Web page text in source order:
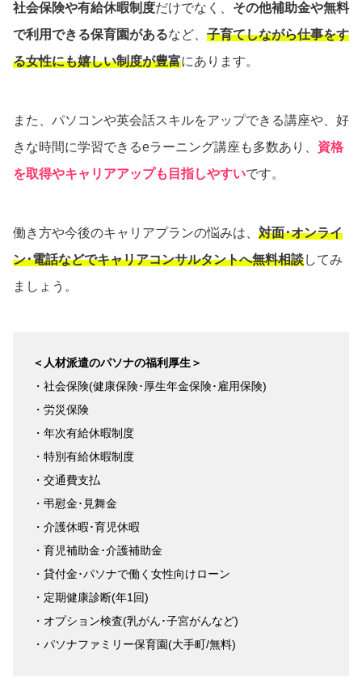
社会保険や有給休暇制度だけでなく、 その他補助金や無料
で利用できる保育園があるなど、 子育てしながら仕事をす
る女性にも嬉しい制度が豊富にあります。
また、パソコンや英会話スキルをアップできる講座や、好
きな時間に学習できるeラーニング講座も多数あり、 資格
を取得やキャリアアップも目指しやすいです。
働き方や今後のキャリアプランの悩みは、 対面･オンライ
ン･電話などでキャリアコンサルタントへ無料相談してみ
ましょう。
＜人材派遣のパソナの福利厚生＞
・社会保険(健康保険･厚生年金保険･雇用保険)
・労災保険
・年次有給休暇制度
・特別有給休暇制度
・交通費支払
・弔慰金･見舞金
・介護休暇･育児休暇
・育児補助金･介護補助金
・貸付金･パソナで働く女性向けローン
・定期健康診断(年1回)
・オプション検査(乳がん･子宮がんなど)
・パソナファミリー保育園(大手町/無料)